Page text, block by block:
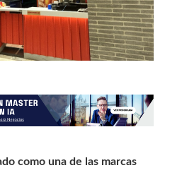
como una de las marcas